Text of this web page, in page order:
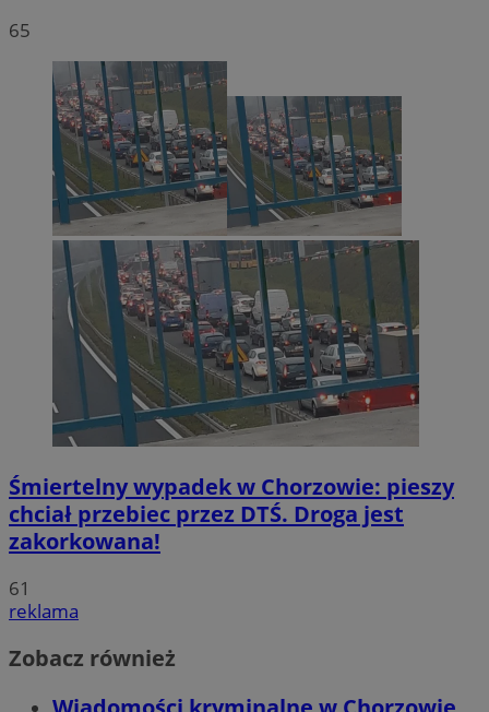
65
Śmiertelny wypadek w Chorzowie: pieszy
chciał przebiec przez DTŚ. Droga jest
zakorkowana!
61
reklama
Zobacz również